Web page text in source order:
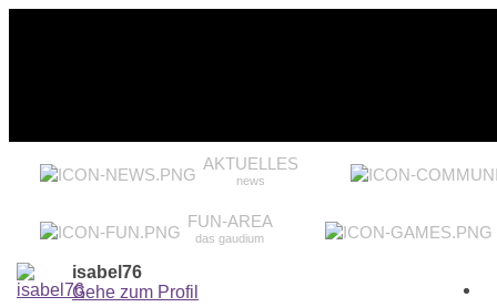
AKTUELLES
news
FUN-AREA
das gaudium
isabel76
Gehe zum Profil